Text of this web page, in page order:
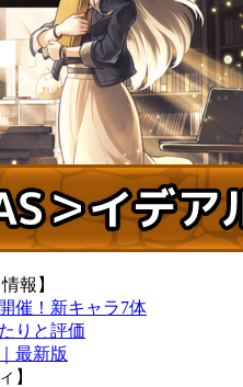
報】
催！新キャラ7体
りと評価
最新版
】